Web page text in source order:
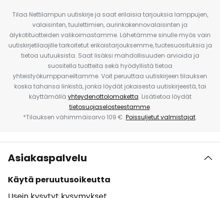
Tilaa Nettilampun uutiskirje ja saat erilaisia tarjouksia lamppujen,
valaisinten, tuulettimien, aurinkokennovalaisinten ja
älykotituotteiden valikoimastamme. Lähetämme sinulle myös vain
uutiskirjetilaajille tarkoitetut erikoistarjouksemme, tuotesuosituksia ja
tietoa uutuuksista. Saat lisäksi mahdollisuuden arvioida ja
suositella tuotteita sekä hyödyllistä tietoa
yhteistyökumppaneiltamme. Voit peruuttaa uutiskirjeen tilauksen
koska tahansa linkistä, jonka löydät jokaisesta uutiskirjeestä, tai
käyttämällä yhteydenottolomaketta. Lisätietoa löydät
tietosuojaselosteestamme.
*Tilauksen vähimmäisarvo 109 €. Poissuljetut valmistajat.
Asiakaspalvelu
Käytä peruutusoikeutta